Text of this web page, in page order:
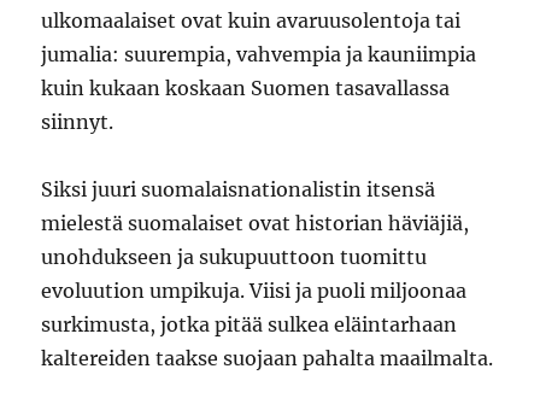
ulkomaalaiset ovat kuin avaruusolentoja tai
jumalia: suurempia, vahvempia ja kauniimpia
kuin kukaan koskaan Suomen tasavallassa
siinnyt.
Siksi juuri suomalaisnationalistin itsensä
mielestä suomalaiset ovat historian häviäjiä,
unohdukseen ja sukupuuttoon tuomittu
evoluution umpikuja. Viisi ja puoli miljoonaa
surkimusta, jotka pitää sulkea eläintarhaan
kaltereiden taakse suojaan pahalta maailmalta.